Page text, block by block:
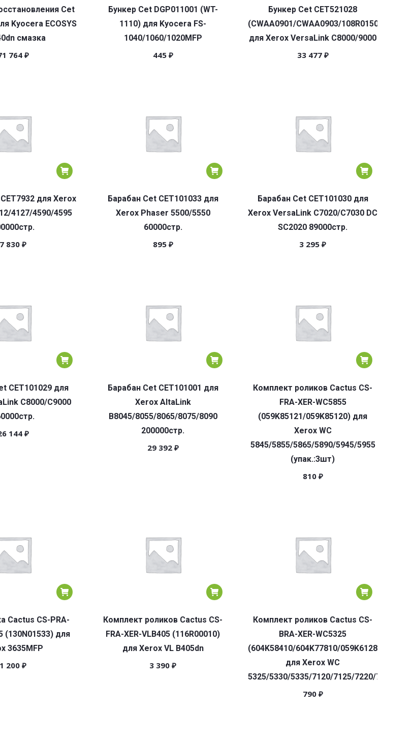
Cet
Kyocera ECOSYS
смазка
764₽
Бункер Cet DGP011001 (WT-
1110) для Kyocera FS-
1040/1060/1020MFP
445 ₽
Бункер Cet CET521028
(CWAA0901/CWAA0903/108R01504/
для Xerox VersaLink C8000/9000
33 477 ₽
для Xerox
4127/4590/4595
7 830 ₽
Барабан Cet CET101033 для
Xerox Phaser 5500/5550
60000стр.
895 ₽
Барабан Cet CET101030 для
Xerox VersaLink C7020/C7030 DC
SC2020 89000стр.
3 295 ₽
CET101029 для
C8000/C9000
144₽
Барабан Cet CET101001 для
Xerox AltaLink
B8045/8055/8065/8075/8090
200000стр.
29 392 ₽
Комплект роликов Cactus CS-
FRA-XER-WC5855
(059K85121/059K85120) для
Xerox WC
5845/5855/5865/5890/5945/5955
(упак.:3шт)
810 ₽
Cactus CS-PRA-
(130N01533) для
3635MFP
1 200 ₽
Комплект роликов Cactus CS-
FRA-XER-VLB405 (116R00010)
для Xerox VL B405dn
3 390 ₽
Комплект роликов Cactus CS-
BRA-XER-WC5325
(604K58410/604K77810/059K61280)
для Xerox WC
5325/5330/5335/7120/7125/7220/7225/
790 ₽